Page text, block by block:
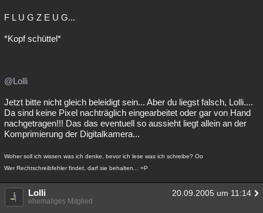
F L U G Z E U G...
*Kopf schüttel*
@Lolli
Jetzt bitte nicht gleich beleidigt sein... Aber du liegst falsch, Lolli....
Da sind keine Pixel nachträglich eingearbeitet oder gar von Hand
nachgetragen!!! Das das eventuell so aussieht liegt allein an der
Komprimierung der Digitalkamera...
Woher soll ich wissen was ich denke, bevor ich lese was ich schreibe? Oo
Wer Rechtschreibfehler findet, darf sie behalten... =P
Lolli 20.09.2005 um 11:14
ehemaliges Mitglied